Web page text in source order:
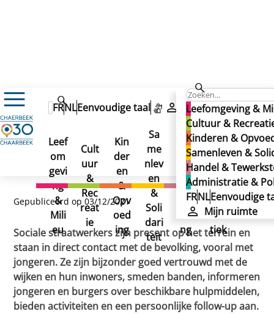
Leefomgeving &
Cultuur &
Kinderen &
Samenleven &
Handel &
Administratie &
FRNLEenvoudige
Mijn ruimte
FRNLEenvoudige taal Mijn ruimte
Leef
om
gevi
ng
&
Mili
eu
Cult
uur
&
Rec
reat
ie
Kin
der
en
&
Opv
oed
ing
Sa
me
nlev
en
&
Soli
dari
teit
Han
del
&
Tew
erks
telli
ng
Ad
min
istr
atie
&
Poli
tiek
Nieuws
Banden smeden met jongeren in Schaarbeek
Banden smeden met
jongeren in Schaarbeek
Banden smeden met
jongeren in Schaarbeek
Gepubliceerd op 03/12/2021
Sociale straatwerkers zijn present op het terrein en
staan in direct contact met de bevolking, vooral met
jongeren. Ze zijn bijzonder goed vertrouwd met de
wijken en hun inwoners, smeden banden, informeren
jongeren en burgers over beschikbare hulpmiddelen,
biedenactiviteiten en een persoonlijke follow-up aan.